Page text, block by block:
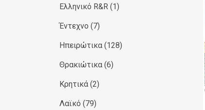
Ελληνικό R&R (1)
Έντεχνο (7)
Ηπειρώτικα (128)
Θρακιώτικα (6)
Κρητικά (2)
Λαϊκό (79)